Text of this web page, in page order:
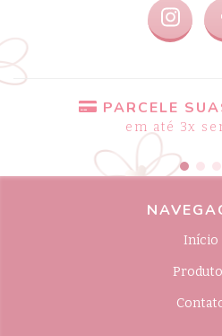
PARCELE
em até 3x
Início